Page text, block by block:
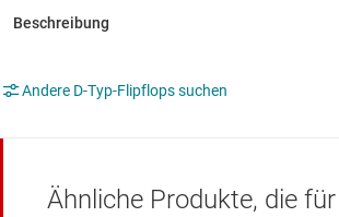
Andere D-Typ-Flipflops suchen
Ähnliche Produkte, die